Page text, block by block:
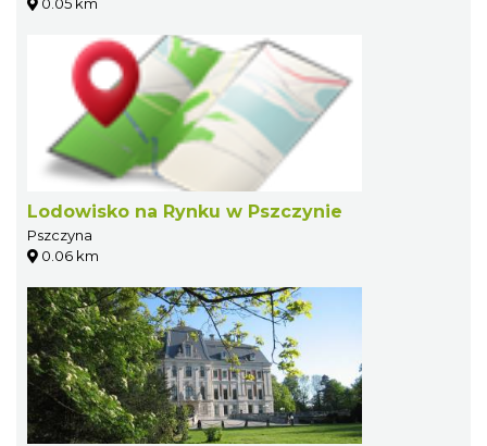
0.05 km
Lodowisko na Rynku w Pszczynie
Pszczyna
0.06 km